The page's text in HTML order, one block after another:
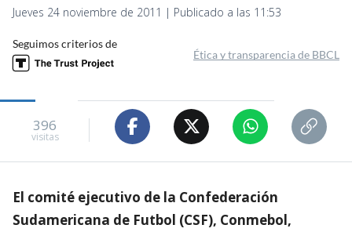
Jueves 24 noviembre de 2011 | Publicado a las 11:53
Seguimos criterios de
Ética y transparencia de BBCL
396
visitas
El comité ejecutivo de la Confederación
Sudamericana de Futbol (CSF), Conmebol,